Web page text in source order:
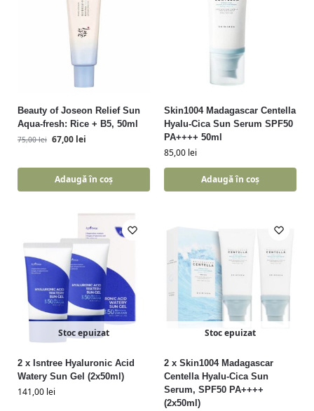
Beauty of Joseon Relief Sun
Aqua-fresh: Rice + B5, 50ml
75,00lei 67,00 lei
Adaugă în coș
Skin1004 Madagascar Centella
Hyalu-Cica Sun Serum SPF50
PA++++ 50ml
85,00 lei
Adaugă în coș
Stoc epuizat
2 x Isntree Hyaluronic Acid
Watery Sun Gel (2x50ml)
141,00 lei
Stoc epuizat
2 x Skin1004 Madagascar
Centella Hyalu-Cica Sun
Serum, SPF50 PA++++
(2x50ml)